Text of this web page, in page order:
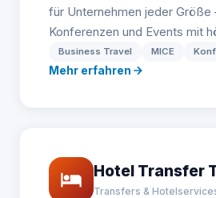
für Unternehmen jeder
Konferenzen und Events mit
Business Travel MICE
Mehr erfahren
Hotel Transfer
Transfers &